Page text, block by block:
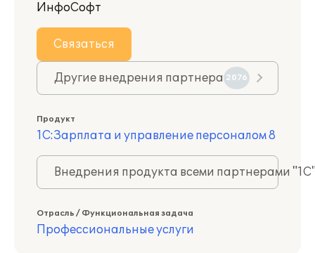
ИнфоСофт
Связаться
Другие внедрения партнера 2076
Продукт
1С:Зарплата и управление персоналом 8
Внедрения продукта всеми партнерами
Отрасль / Функциональная задача
Профессиональные услуги